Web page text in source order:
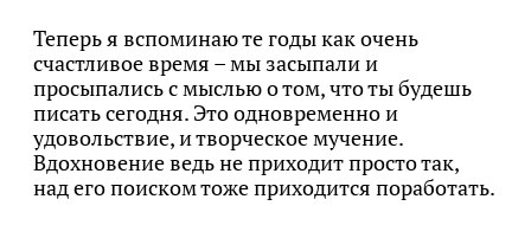
Теперь я вспоминаю те годы как очень
счастливое время – мы засыпали и
просыпались с мыслью о том, что ты будешь
писать сегодня. Это одновременно и
удовольствие, и творческое мучение.
Вдохновение ведь не приходит просто так,
над его поиском тоже приходится поработать.